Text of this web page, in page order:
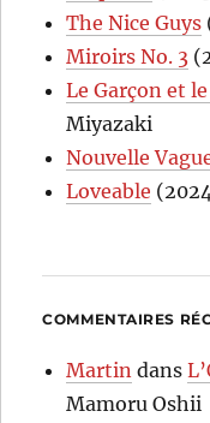
The Nice Guys
Miroirs No. 3
Le Garçon et
Miyazaki
Nouvelle
Loveable
COMMENTAIRES
Martin dans
Mamoru Oshii